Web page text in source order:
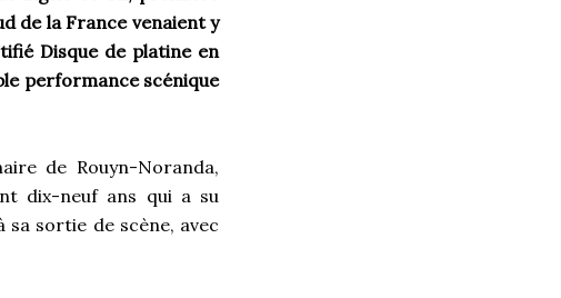
de la France venaient y
Disque de platine en
performance scénique
de Rouyn-Noranda,
dix-neuf ans qui a su
sortie de scène, avec